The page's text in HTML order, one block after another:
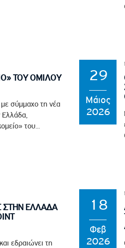
ΤΟΥ ΟΜΙΛΟΥ
σύμμαχο τη νέα
Ελλάδα,
του...
29
Μάιος
2026
ΣΤΗΝ ΕΛΛΑΔΑ
εδραιώνει τη
18
Φεβ
2026